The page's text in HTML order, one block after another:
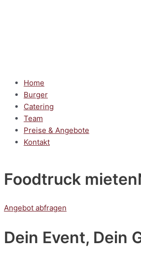
Home
Burger
Catering
Team
Preise & Angebote
Kontakt
Foodtruck mieten
Angebot abfragen
Dein Event, Dein